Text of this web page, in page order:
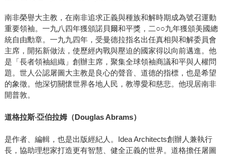
南非榮譽大主教，在南非追求正義與種族和解時期成為號召運動
重要領袖。一九八四年獲頒諾貝爾和平獎，二○○九年獲頒美國總
統自由勳章。一九九四年，受曼德拉指名出任真相與和解委員會
主席，開拓新做法，使歷經內戰與壓迫的國家得以向前邁進。他
是「長者領袖組織」創辦主席，聚集全球領袖商議和平與人權問
題。世人公認屠圖大主教是良心的聲音、道德的指標，也是希望
的象徵。他深切關懷世界各地人民，教導愛和慈悲。他現居南非
開普敦。
道格拉斯‧亞伯拉姆（Douglas Abrams）
是作者、編輯，也是出版經紀人。Idea Architects創辦人兼執行
長，協助理想家打造更有智慧、健全正義的世界。道格擔任屠圖